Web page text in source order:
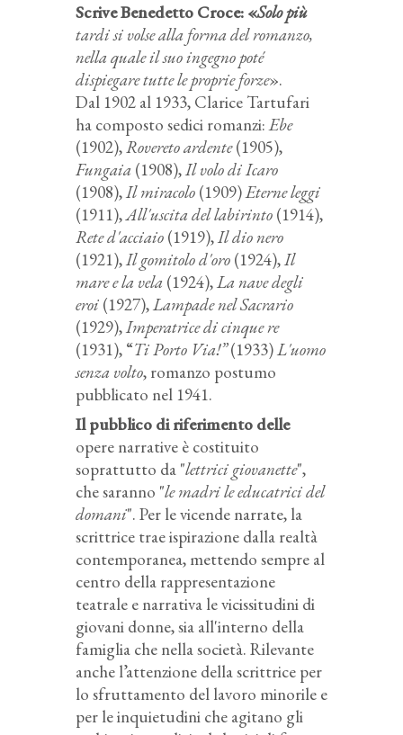
Scrive Benedetto Croce: «Solo più
tardi si volse alla forma del romanzo,
nella quale il suo ingegno poté
dispiegare tutte le proprie forze».
Dal 1902 al 1933, Clarice Tartufari
ha composto sedici romanzi:Ebe
(1902),Rovereto ardente(1905),
Fungaia (1908),Il volo di Icaro
(1908),Il miracolo (1909)Eterne leggi
(1911),All'uscita del labirinto (1914),
Rete d'acciaio (1919),Il dio nero
(1921),Il gomitolo d'oro (1924),Il
mare e la vela (1924),La nave degli
eroi (1927),Lampade nel Sacrario
(1929),Imperatrice di cinque re
(1931), “Ti Porto Via!”(1933)L'uomo
senza volto, romanzo postumo
pubblicato nel 1941.
Il pubblico di riferimento delle
opere narrative è costituito
soprattutto da "lettrici giovanette",
che saranno "le madri le educatrici del
domani". Per le vicende narrate, la
scrittrice trae ispirazione dalla realtà
contemporanea, mettendo sempre al
centro della rappresentazione
teatrale e narrativa le vicissitudini di
giovani donne, sia all'interno della
famiglia che nella società. Rilevante
anche l’attenzione della scrittrice per
lo sfruttamento del lavoro minorile e
per le inquietudini che agitano gli